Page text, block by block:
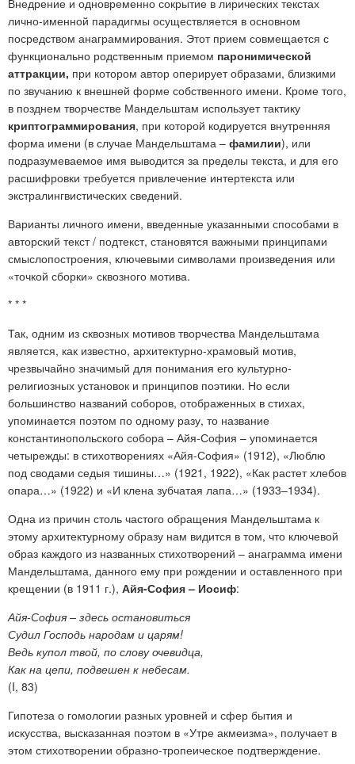
лично-именной парадигмы осуществляется в основном
посредством анаграммирования. Этот прием совмещается с
функционально родственным приемом паронимической
аттракции, при котором автор оперирует образами, близкими
по звучанию к внешней форме собственного имени. Кроме того,
в позднем творчестве Мандельштам использует тактику
криптограммирования, при которой кодируется внутренняя
форма имени (в случае Мандельштама – фамилии), или
подразумеваемое имя выводится за пределы текста, и для его
расшифровки требуется привлечение интертекста или
экстралингвистических сведений.
Варианты личного имени, введенные указанными способами в
авторский текст / подтекст, становятся важными принципами
смыслопостроения, ключевыми символами произведения или
«точкой сборки» сквозного мотива.
* * *
Так, одним из сквозных мотивов творчества Мандельштама
является, как известно, архитектурно-храмовый мотив,
чрезвычайно значимый для понимания его культурно-
религиозных установок и принципов поэтики. Но если
большинство названий соборов, отображенных в стихах,
упоминается поэтом по одному разу, то название
константинопольского собора – Айя-София – упоминается
четырежды: в стихотворениях «Айя-София» (1912), «Люблю
под сводами седыя тишины…» (1921, 1922), «Как растет хлебов
опара…» (1922) и «И клена зубчатая лапа…» (1933–1934).
Одна из причин столь частого обращения Мандельштама к
этому архитектурному образу нам видится в том, что ключевой
образ каждого из названных стихотворений – анаграмма имени
Мандельштама, данного ему при рождении и оставленного при
крещении (в 1911 г.), Айя-София – Иосиф:
Айя-София – здесь остановиться
Судил Господь народам и царям!
Ведь купол твой, по слову очевидца,
Как на цепи, подвешен к небесам.
(I, 83)
Гипотеза о гомологии разных уровней и сфер бытия и
искусства, высказанная поэтом в «Утре акмеизма», получает в
этом стихотворении образно-тропеическое подтверждение.